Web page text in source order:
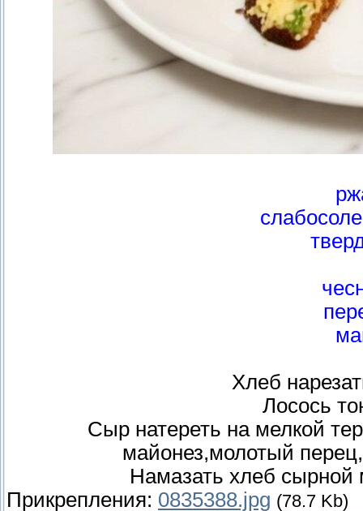
Хлеб
Лосось
Сыр натереть на мелкой
майонез,молотый
Намазать хлеб сырной
Прикрепления: 0835388.jpg (78.7 Kb)